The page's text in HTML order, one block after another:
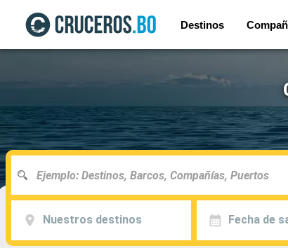
Destinos
Nuestros destinos Fecha de